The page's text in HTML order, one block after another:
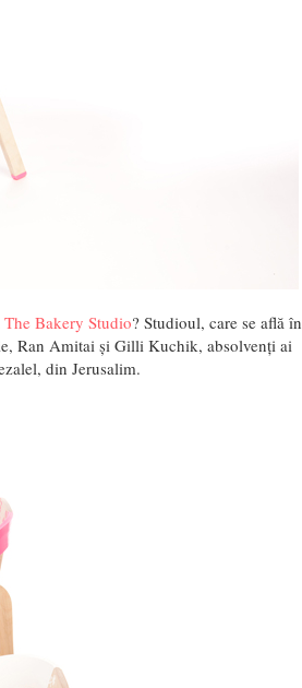
The Bakery Studio? Studioul, care se află în
Ran Amitai și Gilli Kuchik, absolvenți ai
din Jerusalim.